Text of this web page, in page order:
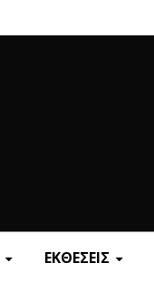
ΕΚΘΕΣΕΙΣ